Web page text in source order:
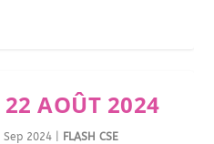
22 AOÛT 2024
Sep 2024 FLASH CSE